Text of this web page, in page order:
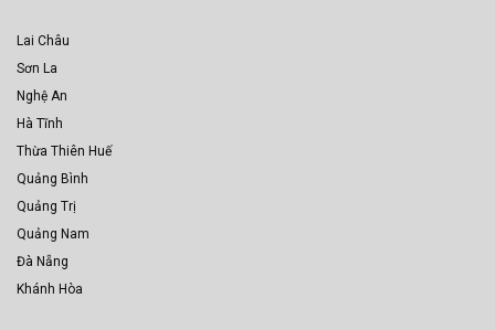
Lai Châu
Sơn La
Nghệ An
Hà Tĩnh
Thừa Thiên Huế
Quảng Bình
Quảng Trị
Quảng Nam
Đà Nẵng
Khánh Hòa